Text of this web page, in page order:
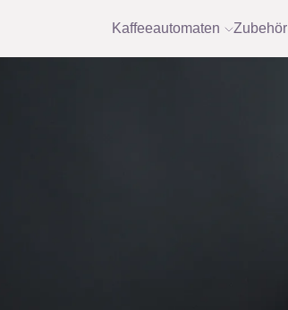
Kaffeeautomaten Zubehör